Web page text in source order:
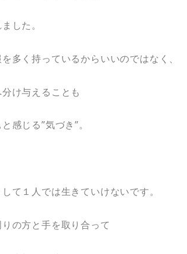
した。
多く持っているからいいのではなく、
け与えることも
感じる”気づき”。
て１人では生きていけないです。
の方と手を取り合って